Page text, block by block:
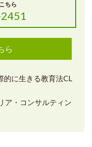
ちら
ら
的に生きる教育法CL
ア・コンサルティン